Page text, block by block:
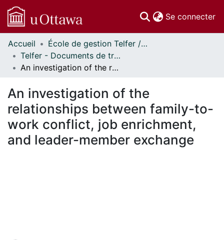
Se connecter
Communautés
et collections
Parcourir
À propos
Accueil
École de gestion Telfer // Telfer School of Management
Telfer - Documents de travail // Telfer - Working Papers
An investigation of the relationships between family-to-work conflict, job enrichment, and leader-member exchange
An investigation of the
relationships between family-to-
work conflict, job enrichment,
and leader-member exchange